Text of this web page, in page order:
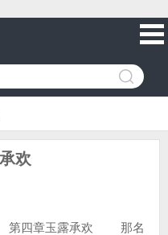
欢
欢 那名